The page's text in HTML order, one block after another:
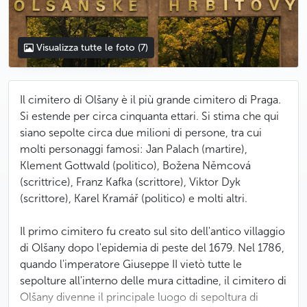
Visualizza tutte le foto (7)
Il cimitero di Olšany è il più grande cimitero di Praga.
Si estende per circa cinquanta ettari. Si stima che qui
siano sepolte circa due milioni di persone, tra cui
molti personaggi famosi: Jan Palach (martire),
Klement Gottwald (politico), Božena Němcová
(scrittrice), Franz Kafka (scrittore), Viktor Dyk
(scrittore), Karel Kramář (politico) e molti altri.
Il primo cimitero fu creato sul sito dell'antico villaggio
di Olšany dopo l'epidemia di peste del 1679. Nel 1786,
quando l'imperatore Giuseppe II vietò tutte le
sepolture all'interno delle mura cittadine, il cimitero di
Olšany divenne il principale luogo di sepoltura di